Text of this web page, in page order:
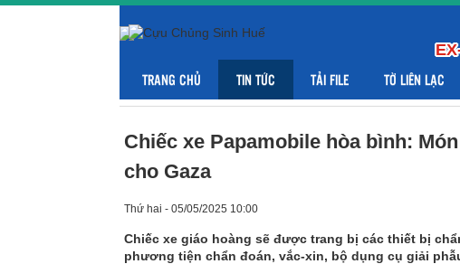
TRANG CHỦ TIN TỨC TẢI FILE TỜ LIÊN LẠC
Chiếc xe Papamobile hòa bình:
cho Gaza
Thứ hai - 05/05/2025 10:00
Chiếc xe giáo hoàng sẽ được trang bị các thiết bị
phương tiện chẩn đoán, vắc-xin, bộ dụng cụ giải